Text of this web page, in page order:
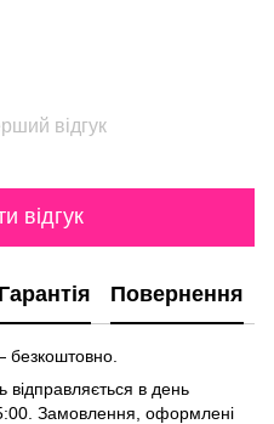
відгук
відгук
Гарантія Повернення
безкоштовно.
відправляється в день
Замовлення, оформлені